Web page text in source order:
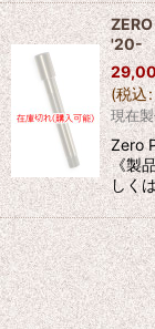
'20-
(税込:
現在
Zero
《製
しく